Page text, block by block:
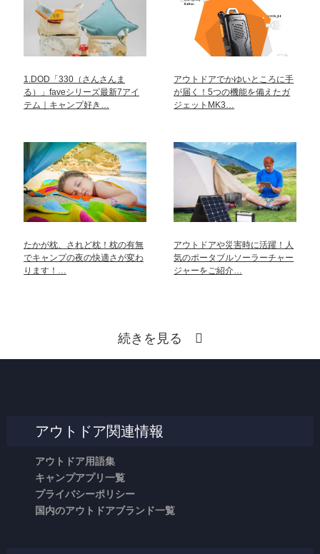
1.DOD「330（さんさんま
る）」faveシリーズ最新7アイ
テム｜キャンプ好き…
アウトドアでかゆいところに手
が届く！5つの機能を備えたガ
ジェットMK3…
たかが枕、されど枕！枕の有無
でキャンプの夜の快適さが変わ
ります！…
アウトドアや災害時に活躍！人
気のポータブルソーラーチャー
ジャーをご紹介…
続きを見る
アウトドア関連情報
アウトドア用語集
キャンプアプリ一覧
プライバシーポリシー
国内のアウトドアブランド一覧